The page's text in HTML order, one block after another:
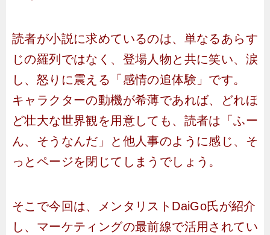
読者が小説に求めているのは、単なるあらす
じの羅列ではなく、登場人物と共に笑い、涙
し、怒りに震える「感情の追体験」です。
キャラクターの動機が希薄であれば、どれほ
ど壮大な世界観を用意しても、読者は「ふー
ん、そうなんだ」と他人事のように感じ、そ
っとページを閉じてしまうでしょう。
そこで今回は、メンタリストDaiGo氏が紹介
し、マーケティングの最前線で活用されてい